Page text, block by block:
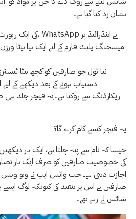
نشان زد کیا گیا ہے۔
نیا ٹول جو صارفین کو کچھ بیٹا ٹیسٹرز
دستیاب ہونے کے بعد دیکھنے کے
ریکارڈنگ سے روکتا ہے۔ یہ فیچر جلد ہی
یہ فیچر کیسے کام کرے گا؟
جیسا کہ نام سے پتہ چلتا ہے، ایک بار
کی خصوصیت صارفین کو صرف ایک بار تصاویر
اجازت دیتی ہے۔ جب واٹس ایپ نے ویو ونس
صارفین نے اس پر تنقید کی کیونکہ لوگ
شاٹس لے رہے تھے۔